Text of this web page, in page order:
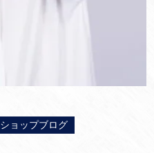
ショップブログ